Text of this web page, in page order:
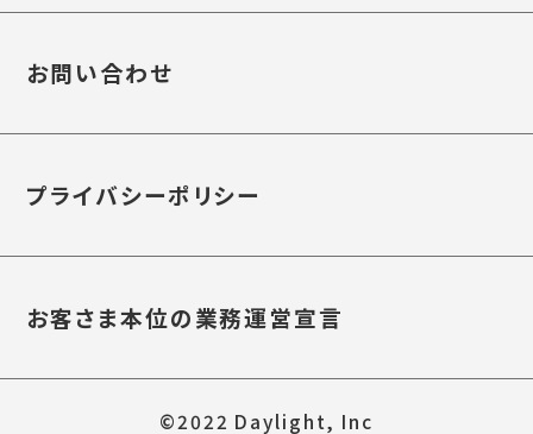
お問い合わせ
プライバシーポリシー
お客さま本位の業務運営宣言
©2022 Daylight, Inc